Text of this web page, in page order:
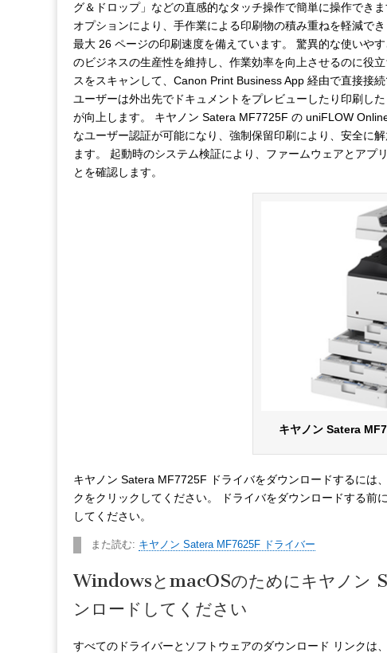
グ＆ドロップ」などの直感的なタッチ操作で簡単に操作でき
オプションにより、手作業による印刷物の積み重ねを軽減で
最大 26 ページの印刷速度を備えています。 驚異的な使いや
のビジネスの生産性を維持し、作業効率を向上させるのに役
スをスキャンして、Canon Print Business App 経由で直接接
ユーザーは外出先でドキュメントをプレビューしたり印刷し
が向上します。 キヤノン Satera MF7725F の uniFLOW
なユーザー認証が可能になり、強制保留印刷により、安全に
ます。 起動時のシステム検証により、ファームウェアとアプ
とを確認します。
キヤノン Satera
キヤノン Satera MF7725F ドライバをダウンロードするには
クをクリックしてください。 ドライバをダウンロードする前
してください。
また読む: キヤノン Satera MF7625F ドライバー
WindowsとmacOSのためにキヤノン
ンロードしてください
すべてのドライバーとソフトウェアのダウンロード リンクは